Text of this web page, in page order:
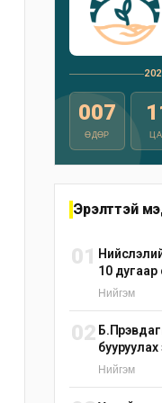
007
ӨДӨР
Эрэлттэй
01
10
оруулна
Нийгэм
02
Нийгэм